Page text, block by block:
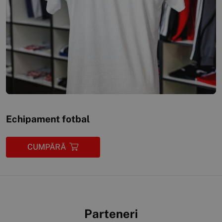
Echipament fotbal
CUMPĂRĂ
Parteneri